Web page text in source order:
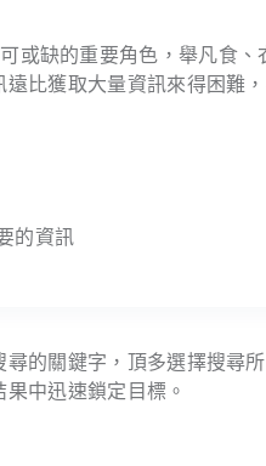
或缺的重要角色，舉凡食
比獲取大量資訊來得困難
的資訊
的關鍵字，頂多選擇搜尋
中迅速鎖定目標。